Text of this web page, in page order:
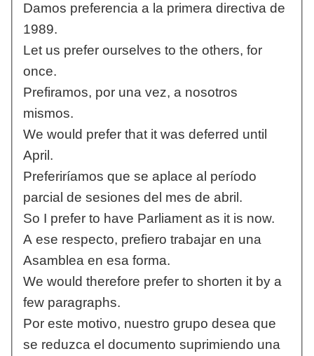
Damos preferencia a la primera directiva de
1989.
Let us prefer ourselves to the others, for
once.
Prefiramos, por una vez, a nosotros
mismos.
We would prefer that it was deferred until
April.
Preferiríamos que se aplace al período
parcial de sesiones del mes de abril.
So I prefer to have Parliament as it is now.
A ese respecto, prefiero trabajar en una
Asamblea en esa forma.
We would therefore prefer to shorten it by a
few paragraphs.
Por este motivo, nuestro grupo desea que
se reduzca el documento suprimiendo una